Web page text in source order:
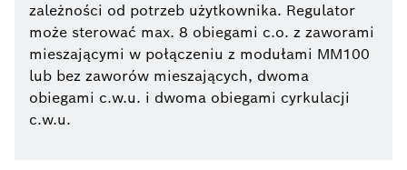
zależności od potrzeb użytkownika. Regulator
może sterować max. 8 obiegami c.o. z zaworami
mieszającymi w połączeniu z modułami MM100
lub bez zaworów mieszających, dwoma
obiegami c.w.u. i dwoma obiegami cyrkulacji
c.w.u.